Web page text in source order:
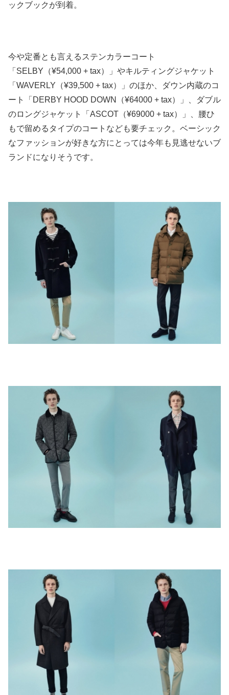
ックブックが到着。
今や定番とも言えるステンカラーコート
「SELBY（¥54,000 + tax）」やキルティングジャケット
「WAVERLY（¥39,500 + tax）」のほか、ダウン内蔵のコ
ート「DERBY HOOD DOWN（¥64000 + tax）」、ダブル
のロングジャケット「ASCOT（¥69000 + tax）」、腰ひ
もで留めるタイプのコートなども要チェック。ベーシック
なファッションが好きな方にとっては今年も見逃せないブ
ランドになりそうです。